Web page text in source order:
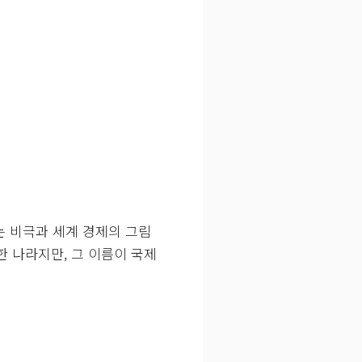
비극과 세계 경제의 그림
나라지만, 그 이름이 국제